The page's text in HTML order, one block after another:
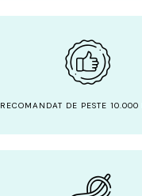
RECOMANDAT DE PESTE